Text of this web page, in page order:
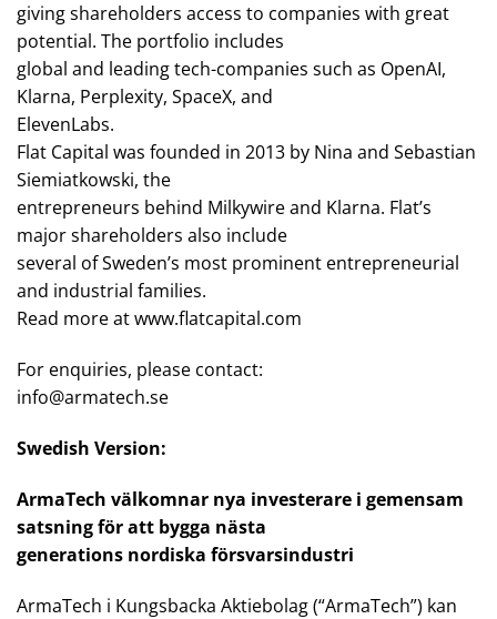
giving shareholders access to companies with great
potential. The portfolio includes
global and leading tech-companies such as OpenAI,
Klarna, Perplexity, SpaceX, and
ElevenLabs.
Flat Capital was founded in 2013 by Nina and Sebastian
Siemiatkowski, the
entrepreneurs behind Milkywire and Klarna. Flat’s
major shareholders also include
several of Sweden’s most prominent entrepreneurial
and industrial families.
Read more at www.flatcapital.com
For enquiries, please contact:
info@armatech.se
Swedish Version:
ArmaTech välkomnar nya investerare i gemensam
satsning för att bygga nästa
generations nordiska försvarsindustri
ArmaTech i Kungsbacka Aktiebolag (“ArmaTech”) kan